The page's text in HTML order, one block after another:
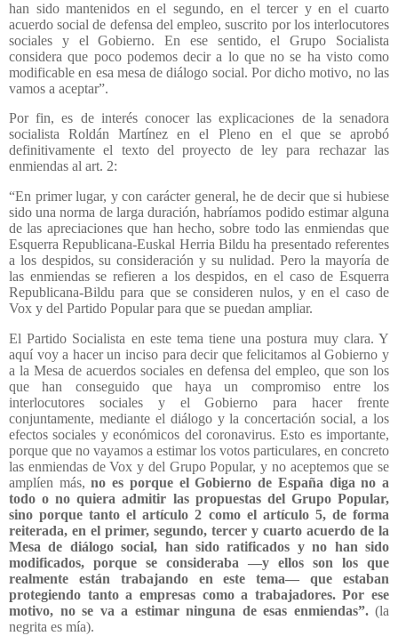
han sido mantenidos en el segundo, en el tercer y en el cuarto
acuerdo social de defensa del empleo, suscrito por los interlocutores
sociales y el Gobierno. En ese sentido, el Grupo Socialista
considera que poco podemos decir a lo que no se ha visto como
modificable en esa mesa de diálogo social. Por dicho motivo, no las
vamos a aceptar”.
Por fin, es de interés conocer las explicaciones de la senadora
socialista Roldán Martínez en el Pleno en el que se aprobó
definitivamente el texto del proyecto de ley para rechazar las
enmiendas al art. 2:
“En primer lugar, y con carácter general, he de decir que si hubiese
sido una norma de larga duración, habríamos podido estimar alguna
de las apreciaciones que han hecho, sobre todo las enmiendas que
Esquerra Republicana-Euskal Herria Bildu ha presentado referentes
a los despidos, su consideración y su nulidad. Pero la mayoría de
las enmiendas se refieren a los despidos, en el caso de Esquerra
Republicana-Bildu para que se consideren nulos, y en el caso de
Vox y del Partido Popular para que se puedan ampliar.
El Partido Socialista en este tema tiene una postura muy clara. Y
aquí voy a hacer un inciso para decir que felicitamos al Gobierno y
a la Mesa de acuerdos sociales en defensa del empleo, que son los
que han conseguido que haya un compromiso entre los
interlocutores sociales y el Gobierno para hacer frente
conjuntamente, mediante el diálogo y la concertación social, a los
efectos sociales y económicos del coronavirus. Esto es importante,
porque que no vayamos a estimar los votos particulares, en concreto
las enmiendas de Vox y del Grupo Popular, y no aceptemos que se
amplíen más,no es porque el Gobierno de España diga no a
todo o no quiera admitir las propuestas del Grupo Popular,
sino porque tanto el artículo 2 como el artículo 5, de forma
reiterada, en el primer, segundo, tercer y cuarto acuerdo de la
Mesa de diálogo social, han sido ratificados y no han sido
modificados, porque se consideraba —y ellos son los que
realmente están trabajando en este tema— que estaban
protegiendo tanto a empresas como a trabajadores. Por ese
motivo, no se va a estimar ninguna de esas enmiendas”. (la
negrita es mía).